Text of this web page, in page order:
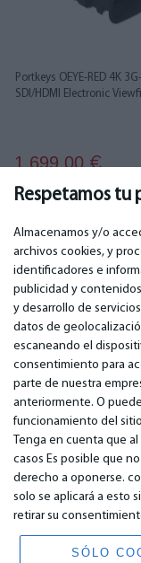
Respetamos tu
Almacenamos y/o
archivos cookies, y
identificadores e
publicidad y
y desarrollo de
datos de
escaneando el
consentimiento para
parte de nuestra
anteriormente. O
funcionamiento del
Tenga en cuenta que
casos Es posible que
derecho a oponerse.
solo se aplicará a esto
retirar su
SÓLO
Portkeys OEYE-RED 4K 3G-
SDI/HDMI Electronic
1 699.00€
IMPORTANTE
Servicios de garantía
Términos de servicio
Política de privacidad
Contactos
Contrato a distancia
196 Rose Street, Suite